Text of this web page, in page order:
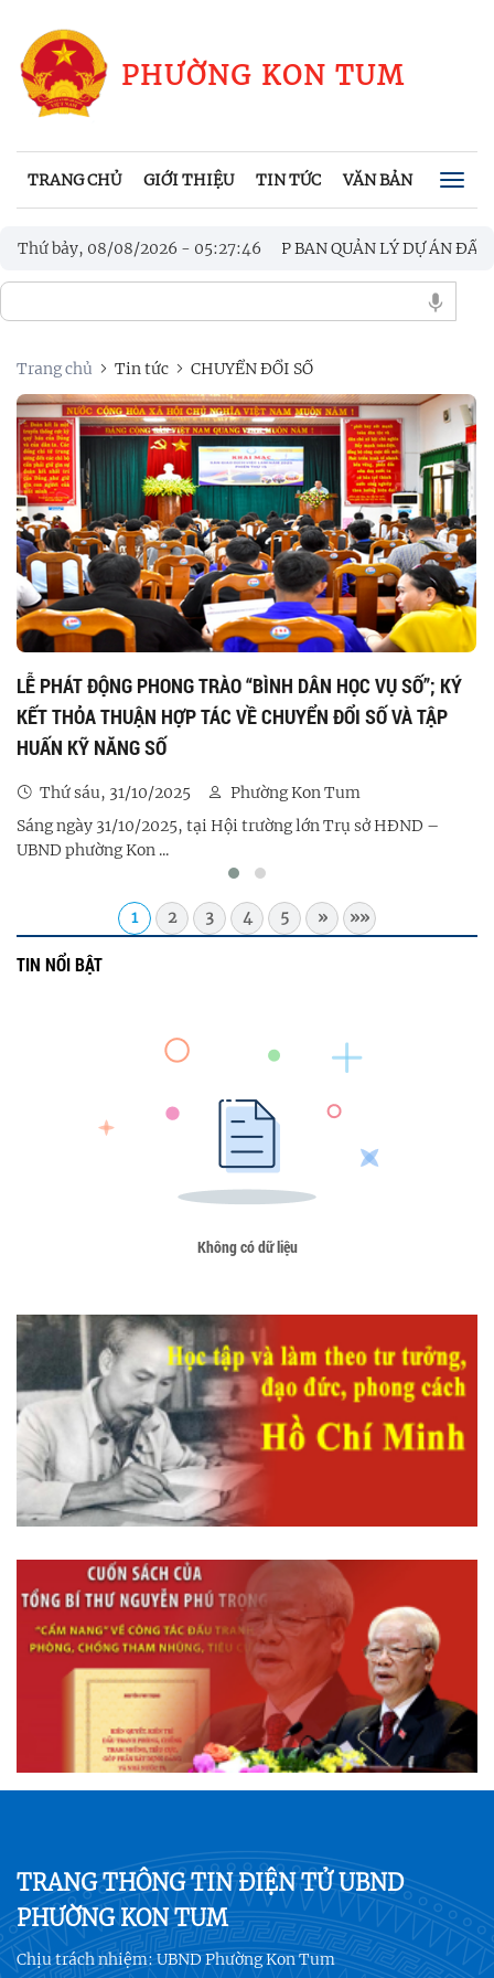
PHƯỜNG KON TUM
TRANG CHỦ GIỚI THIỆU TIN TỨC VĂN BẢN CHÍNH
Thứ bảy, 08/08/2026 - 05:27:46
TUM CÔNG BỐ QUYẾT THÀNH LẬP BAN QUẢN LÝ DỰ ÁN ĐẦU
KON TUM TỔ CHỨC CHƯƠNG TRÌNH KỶ NIỆM 97 NĂM
Trang chủ Tin tức CHUYỂN ĐỔI SỐ
HƯỚNG DẪN SỬ DỤNG CỔNG BÌNH DÂN HỌC VỤ SỐ
1. Truy cập Cổng Bình dân học vụ số tại địa chỉ: ...
1 2 3 4 5 » »»
TIN NỔI BẬT
Không có dữ liệu
TRANG THÔNG TIN ĐIỆN TỬ UBND
PHƯỜNG KON TUM
Chịu trách nhiệm:UBND Phường Kon Tum